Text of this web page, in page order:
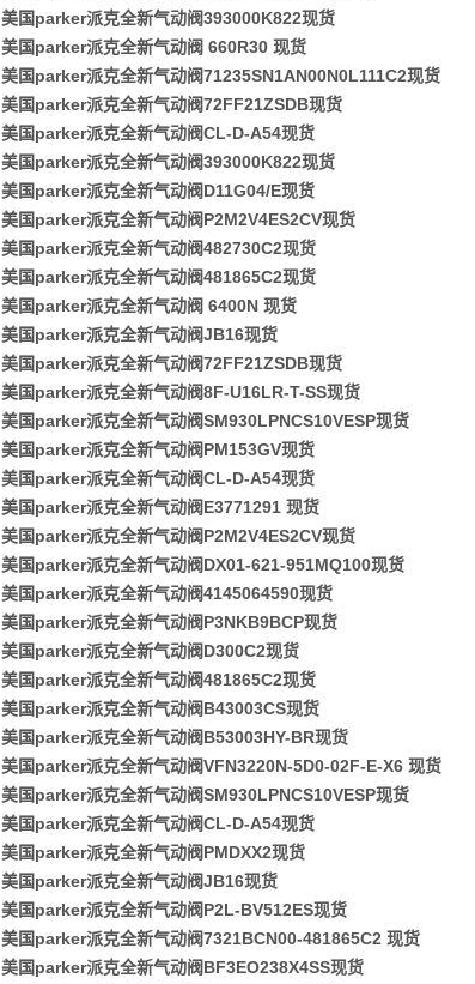
美国parker派克全新气动阀393000K822现货
美国parker派克全新气动阀 660R30 现货
美国parker派克全新气动阀71235SN1AN00N0L111C2现货
美国parker派克全新气动阀72FF21ZSDB现货
美国parker派克全新气动阀CL-D-A54现货
美国parker派克全新气动阀393000K822现货
美国parker派克全新气动阀D11G04/E现货
美国parker派克全新气动阀P2M2V4ES2CV现货
美国parker派克全新气动阀482730C2现货
美国parker派克全新气动阀481865C2现货
美国parker派克全新气动阀 6400N 现货
美国parker派克全新气动阀JB16现货
美国parker派克全新气动阀72FF21ZSDB现货
美国parker派克全新气动阀8F-U16LR-T-SS现货
美国parker派克全新气动阀SM930LPNCS10VESP现货
美国parker派克全新气动阀PM153GV现货
美国parker派克全新气动阀CL-D-A54现货
美国parker派克全新气动阀E3771291 现货
美国parker派克全新气动阀P2M2V4ES2CV现货
美国parker派克全新气动阀DX01-621-951MQ100现货
美国parker派克全新气动阀4145064590现货
美国parker派克全新气动阀P3NKB9BCP现货
美国parker派克全新气动阀D300C2现货
美国parker派克全新气动阀481865C2现货
美国parker派克全新气动阀B43003CS现货
美国parker派克全新气动阀B53003HY-BR现货
美国parker派克全新气动阀VFN3220N-5D0-02F-E-X6 现货
美国parker派克全新气动阀SM930LPNCS10VESP现货
美国parker派克全新气动阀CL-D-A54现货
美国parker派克全新气动阀PMDXX2现货
美国parker派克全新气动阀JB16现货
美国parker派克全新气动阀P2L-BV512ES现货
美国parker派克全新气动阀7321BCN00-481865C2 现货
美国parker派克全新气动阀BF3EO238X4SS现货